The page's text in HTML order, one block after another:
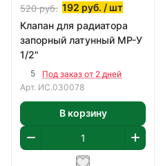
520руб. 192 руб. / шт
Клапан для радиатора
запорный латунный МР-У
1/2"
5
Под заказ от 2 дней
Арт. ИС.030078
В корзину